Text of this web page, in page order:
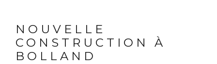
NOUVELLE
CONSTRUCTION À
BOLLAND